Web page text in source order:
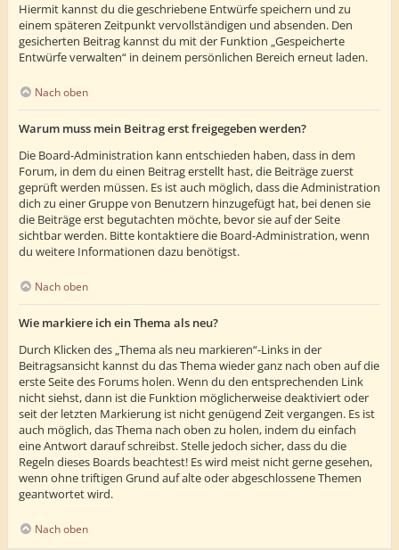
Hiermit kannst du die geschriebene Entwürfe speichern und zu
einem späteren Zeitpunkt vervollständigen und absenden. Den
gesicherten Beitrag kannst du mit der Funktion „Gespeicherte
Entwürfe verwalten“ in deinem persönlichen Bereich erneut laden.
Nach oben
Warum muss mein Beitrag erst freigegeben werden?
Die Board-Administration kann entschieden haben, dass in dem
Forum, in dem du einen Beitrag erstellt hast, die Beiträge zuerst
geprüft werden müssen. Es ist auch möglich, dass die Administration
dich zu einer Gruppe von Benutzern hinzugefügt hat, bei denen sie
die Beiträge erst begutachten möchte, bevor sie auf der Seite
sichtbar werden. Bitte kontaktiere die Board-Administration, wenn
du weitere Informationen dazu benötigst.
Nach oben
Wie markiere ich ein Thema als neu?
Durch Klicken des „Thema als neu markieren“-Links in der
Beitragsansicht kannst du das Thema wieder ganz nach oben auf die
erste Seite des Forums holen. Wenn du den entsprechenden Link
nicht siehst, dann ist die Funktion möglicherweise deaktiviert oder
seit der letzten Markierung ist nicht genügend Zeit vergangen. Es ist
auch möglich, das Thema nach oben zu holen, indem du einfach
eine Antwort darauf schreibst. Stelle jedoch sicher, dass du die
Regeln dieses Boards beachtest! Es wird meist nicht gerne gesehen,
wenn ohne triftigen Grund auf alte oder abgeschlossene Themen
geantwortet wird.
Nach oben